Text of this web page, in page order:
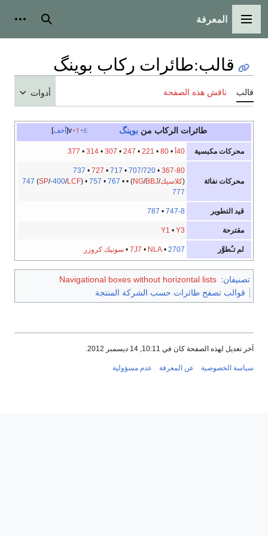
القائمة الرئيسية
المعرفة بحث
قالب:طائرات ركاب بوينگ
قالب ناقش هذه الصفحة أدوات
أخف v t e طائرات الركاب من بوينگ
محركات مكبسية 40أ •
80
•
221
•
247
•
307
•
314
•
377
محركات نفاثة
367-80
•
707/720
•
717
•
727
•
737
(كلاسيك/
NG/BBJ
) •
747 (SP/-400/LCF) • 757 • 767 •
777
قيد التطوير 747-8
•
787
مقترحة Y1 • Y3
لم تـُطوَّر 2707
•
7J7 • NLA
• سونيك كروزر
تصنيفان:
Navigational boxes without horizontal lists
قوالب تصفح طائرات حسب الشركة المنتجة
آخر تعديل لهذه الصفحة كان في 10:11, 14 ديسمبر 2012.
سياسة الخصوصية عن المعرفة عدم مسؤولية